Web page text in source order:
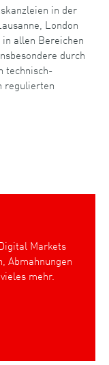
in der
London
allen Bereichen
durch
technisch-
regulierten
Markets
Abmahnungen
mehr.